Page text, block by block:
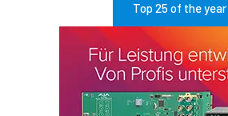
Top 25 of the year